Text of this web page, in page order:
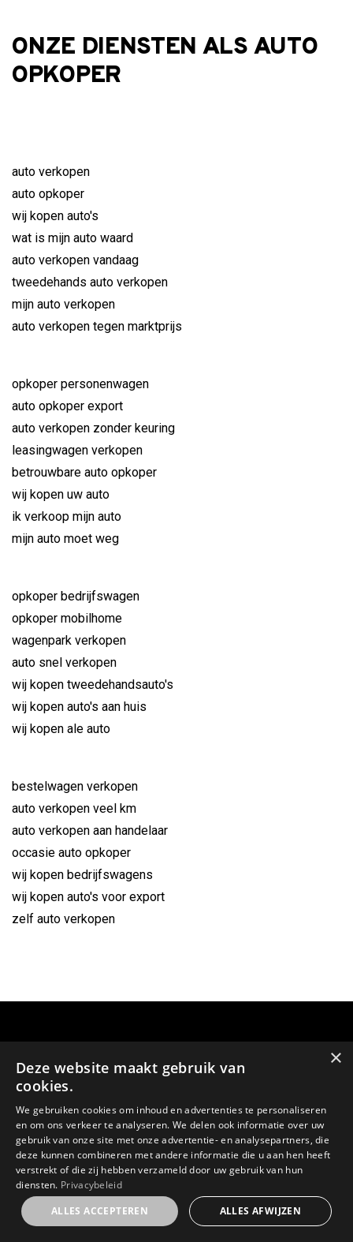
ONZE DIENSTEN ALS AUTO
OPKOPER
auto verkopen
auto opkoper
wij kopen auto's
wat is mijn auto waard
auto verkopen vandaag
tweedehands auto verkopen
mijn auto verkopen
auto verkopen tegen marktprijs
opkoper personenwagen
auto opkoper export
auto verkopen zonder keuring
leasingwagen verkopen
betrouwbare auto opkoper
wij kopen uw auto
ik verkoop mijn auto
mijn auto moet weg
opkoper bedrijfswagen
opkoper mobilhome
wagenpark verkopen
auto snel verkopen
wij kopen tweedehandsauto's
wij kopen auto's aan huis
wij kopen ale auto
bestelwagen verkopen
auto verkopen veel km
auto verkopen aan handelaar
occasie auto opkoper
wij kopen bedrijfswagens
wij kopen auto's voor export
zelf auto verkopen
GSM:
0478 64 59 23
×
Deze website maakt gebruik van
cookies.
We gebruiken cookies om inhoud en advertenties te personaliseren
en om ons verkeer te analyseren. We delen ook informatie over uw
gebruik van onze site met onze advertentie- en analysepartners, die
deze kunnen combineren met andere informatie die u aan hen heeft
verstrekt of die zij hebben verzameld door uw gebruik van hun
diensten. Privacybeleid
ALLES ACCEPTEREN
ALLES AFWIJZEN